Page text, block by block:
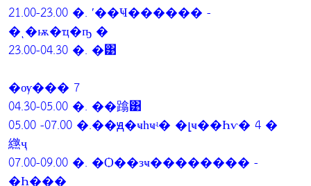
21.00-23.00 �. ʹ��Ҹ������ -
�ͺ�ѭ�ҵ�ҧ �
23.00-04.30 �. �͹
�ѹ��� 7
04.30-05.00 �. ��蹹͹
05.00 -07.00 �.��ԭ�ҹһҹʵ� �լҹ��Һѵ� 4 �
繺ҷ
07.00-09.00 �. �Ѻ��зҹ�������� -